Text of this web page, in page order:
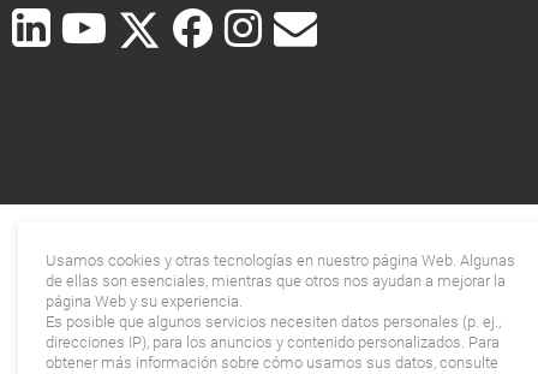
Usamos cookies y otras tecnologías en nuestro página Web. Algunas
de ellas son esenciales, mientras que otros nos ayudan a mejorar la
página Web y su experiencia.
Es posible que algunos servicios necesiten datos personales (p. ej.,
direcciones IP), para los anuncios y contenido personalizados. Para
obtener más información sobre cómo usamos sus datos, consulte